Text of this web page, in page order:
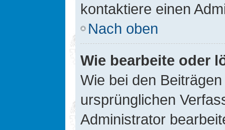
kontaktiere einen
Nach oben
Wie bearbeite oder
Wie bei den
ursprünglichen
Administrator